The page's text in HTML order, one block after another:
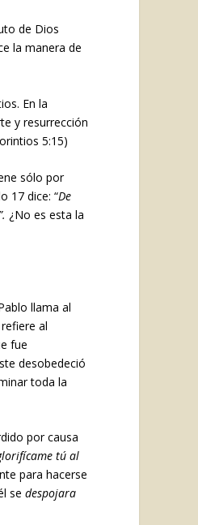
de Dios
la manera de
En la
y resurrección
5:15)
sólo por
17 dice: “De
¿No es esta la
llama al
al
fue
desobedeció
toda la
por causa
tú al
para hacerse
sedespojara